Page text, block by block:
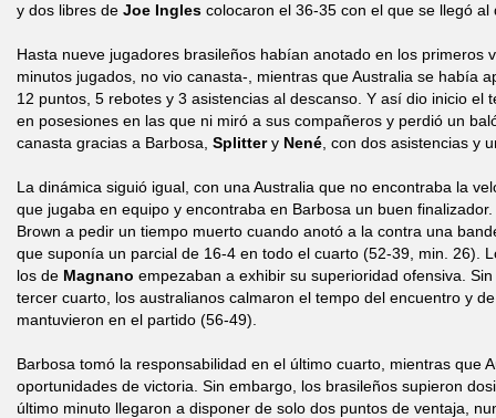
y dos libres de Joe Ingles colocaron el 36-35 con el que se llegó al
Hasta nueve jugadores brasileños habían anotado en los primeros
minutos jugados, no vio canasta-, mientras que Australia se había
12 puntos, 5 rebotes y 3 asistencias al descanso. Y así dio inicio el
en posesiones en las que ni miró a sus compañeros y perdió un
canasta gracias a Barbosa, Splittery Nené , con dos asistencias y
La dinámica siguió igual, con una Australia que no encontraba la
que jugaba en equipo y encontraba en Barbosa un buen
Brown a pedir un tiempo muerto cuando anotó a la contra una
que suponía un parcial de 16-4 en todo el cuarto (52-39, min. 26).
los de Magnano empezaban a exhibir su superioridad ofensiva.
tercer cuarto, los australianos calmaron el tempo del encuentro y
mantuvieron en el partido (56-49).
Barbosa tomó la responsabilidad en el último cuarto, mientras que
oportunidades de victoria. Sin embargo, los brasileños supieron
último minuto llegaron a disponer de solo dos puntos de ventaja,